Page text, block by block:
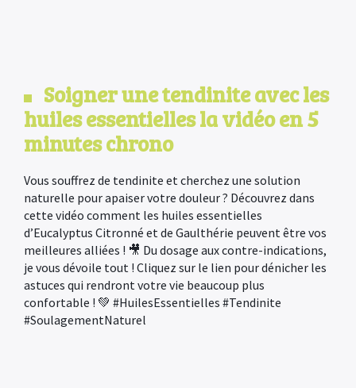
Soigner une tendinite avec les
huiles essentielles la vidéo en 5
minutes chrono
Vous souffrez de tendinite et cherchez une solution
naturelle pour apaiser votre douleur ? Découvrez dans
cette vidéo comment les huiles essentielles
d’Eucalyptus Citronné et de Gaulthérie peuvent être vos
meilleures alliées ! 🎥 Du dosage aux contre-indications,
je vous dévoile tout ! Cliquez sur le lien pour dénicher les
astuces qui rendront votre vie beaucoup plus
confortable ! 💚 #HuilesEssentielles #Tendinite
#SoulagementNaturel